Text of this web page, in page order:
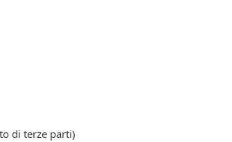
di terze parti)